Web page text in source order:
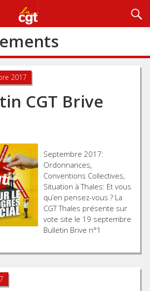
2017
CGT Brive
Septembre 2017:
Ordonnances,
Conventions Collectives,
Situation à Thales: Et vous
qu’en pensez-vous ? La
CGT Thales présente sur
vote site le 19 septembre
Bulletin Brive n°1